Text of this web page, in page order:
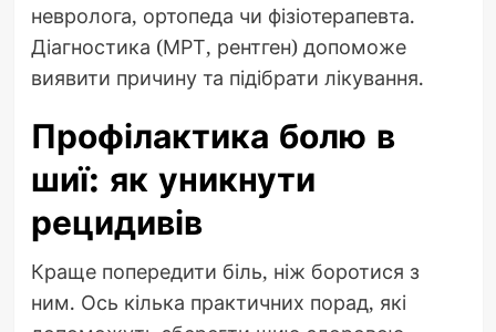
невролога, ортопеда чи фізіотерапевта.
Діагностика (МРТ, рентген) допоможе
виявити причину та підібрати лікування.
Профілактика болю в
шиї: як уникнути
рецидивів
Краще попередити біль, ніж боротися з
ним. Ось кілька практичних порад, які